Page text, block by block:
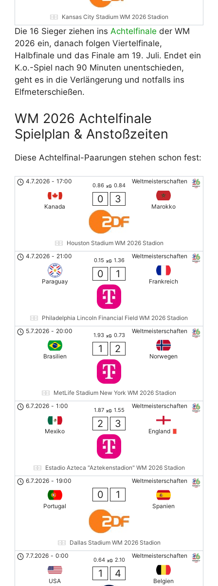
Kansas City Stadium WM 2026 Stadion
Die 16 Sieger ziehen ins Achtelfinale der WM
2026 ein, danach folgen Viertelfinale,
Halbfinale und das Finale am 19. Juli. Endet ein
K.o.-Spiel nach 90 Minuten unentschieden,
geht es in die Verlängerung und notfalls ins
Elfmeterschießen.
WM 2026 Achtelfinale
Spielplan & Anstoßzeiten
Diese Achtelfinal-Paarungen stehen schon fest:
Weltmeisterschaften
4.7.2026 - 17:00
Kanada
0.86 xG 0.84
0 3
Marokko
Houston Stadium WM 2026 Stadion
Weltmeisterschaften
4.7.2026 - 21:00
Paraguay
0.15 xG 1.36
0 1
Frankreich
Philadelphia Lincoln Financial Field WM 2026 Stadion
Weltmeisterschaften
5.7.2026 - 20:00
Brasilien
1.93 xG 0.73
1 2
Norwegen
MetLife Stadium New York WM 2026 Stadion
Weltmeisterschaften
6.7.2026 - 1:00
Mexiko
1.87 xG 1.55
2 3
England
Estadio Azteca "Aztekenstadion" WM 2026 Stadion
Weltmeisterschaften
6.7.2026 - 19:00
Portugal
0 1
Spanien
Dallas Stadium WM 2026 Stadion
Weltmeisterschaften
7.7.2026 - 0:00
USA
0.64 xG 2.10
1 4
Belgien